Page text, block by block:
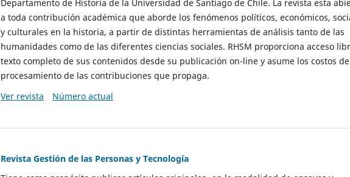
Departamento de Historia de la Universidad de Santiago de Chile. La revista esta
a toda contribución académica que aborde los fenómenos políticos, económicos,
y culturales en la historia, a partir de distintas herramientas de análisis tanto de las
humanidades como de las diferentes ciencias sociales. RHSM proporciona acceso
texto completo de sus contenidos desde su publicación on-line y asume los costos de
procesamiento de las contribuciones que propaga.
Ver revista
Número actual
Revista Gestión de las Personas y Tecnología